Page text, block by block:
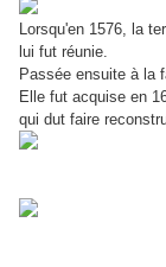
Lorsqu'en 1576, la
lui fut réunie.
Passée ensuite à la
Elle fut acquise en
qui dut faire